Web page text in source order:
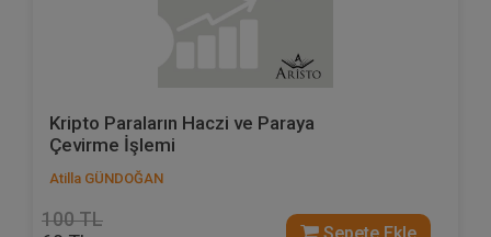
Kripto Paraların Haczi ve Paraya
Çevirme İşlemi
Atilla GÜNDOĞAN
100 TL